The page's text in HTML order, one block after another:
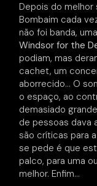
Depois do melhor
Bombaim cada
não foi banda,
Windsor for the
podiam, mas
cachet, um
aborrecido… O
o espaço, ao
demasiado
de pessoas dava
são críticas para
se pede é que
palco, para uma
melhor. Enfim…